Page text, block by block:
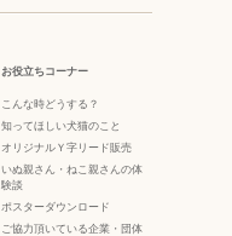
お役立ちコーナー
こんな時どうする？
知ってほしい犬猫のこと
オリジナルＹ字リード販売
いぬ親さん・ねこ親さんの体
験談
ポスターダウンロード
ご協力頂いている企業・団体